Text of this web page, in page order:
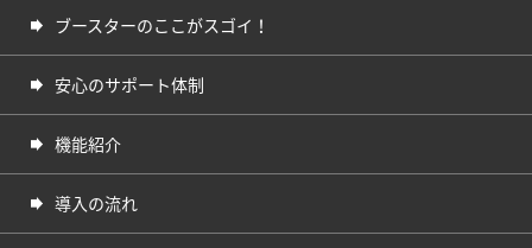
ブースターのここがスゴイ！
安心のサポート体制
機能紹介
導入の流れ